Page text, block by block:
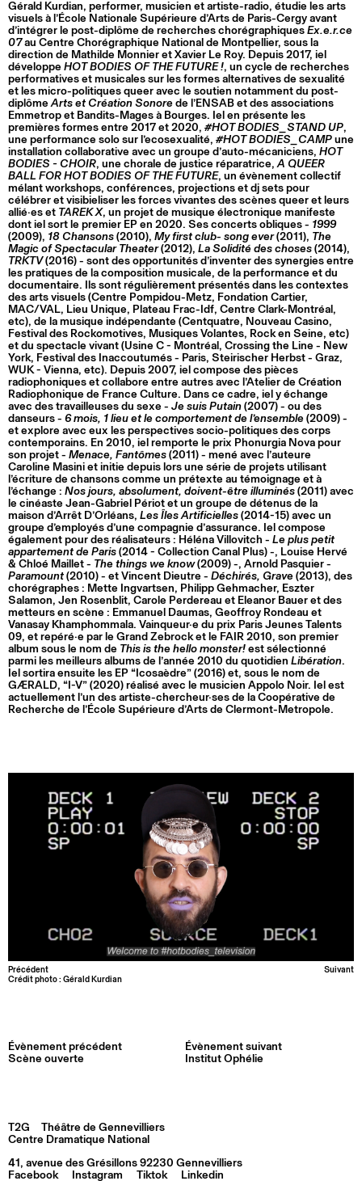
Gérald Kurdian, performer, musicien et artiste-radio, étudie les arts
visuels à l’École Nationale Supérieure d’Arts de Paris-Cergy avant
d’intégrer le post-diplôme de recherches chorégraphiques Ex.e.r.ce
07au Centre Chorégraphique National de Montpellier, sous la
direction de Mathilde Monnier et Xavier Le Roy. Depuis 2017, iel
développe HOT BODIES OF THE FUTURE !, un cycle de recherches
performatives et musicales sur les formes alternatives de sexualité
et les micro-politiques queer avec le soutien notamment du post-
diplômeArts et Création Sonore de l’ENSAB et des associations
Emmetrop et Bandits-Mages à Bourges. Iel en présente les
premières formes entre 2017 et 2020, #HOT BODIES_STAND UP,
une performance solo sur l’ecosexualité, #HOT BODIES_CAMP une
installation collaborative avec un groupe d’auto-mécaniciens, HOT
BODIES - CHOIR, une chorale de justice réparatrice,A QUEER
BALL FOR HOT BODIES OF THE FUTURE, un évènement collectif
mélant workshops, conférences, projections et dj sets pour
célébrer et visibieliser les forces vivantes des scènes queer et leurs
allié·es et TAREK X, un projet de musique électronique manifeste
dont iel sort le premier EP en 2020. Ses concerts obliques - 1999
(2009), 18 Chansons (2010), My first club- song ever(2011), The
Magic of Spectacular Theater(2012), La Solidité des choses (2014),
TRKTV(2016) - sont des opportunités d’inventer des synergies entre
les pratiques de la composition musicale, de la performance et du
documentaire. Ils sont régulièrement présentés dans les contextes
des arts visuels (Centre Pompidou-Metz, Fondation Cartier,
MAC/VAL, Lieu Unique, Plateau Frac-Idf, Centre Clark-Montréal,
etc), de la musique indépendante (Centquatre, Nouveau Casino,
Festival des Rockomotives, Musiques Volantes, Rock en Seine, etc)
et du spectacle vivant (Usine C - Montréal, Crossing the Line - New
York, Festival des Inaccoutumés - Paris, Steirischer Herbst - Graz,
WUK - Vienna, etc). Depuis 2007, iel compose des pièces
radiophoniques et collabore entre autres avec l’Atelier de Création
Radiophonique de France Culture. Dans ce cadre, iel y échange
avec des travailleuses du sexe - Je suis Putain (2007) - ou des
danseurs - 6 mois, 1 lieu et le comportement de l’ensemble (2009) -
et explore avec eux les perspectives socio-politiques des corps
contemporains. En 2010, iel remporte le prix Phonurgia Nova pour
son projet - Menace, Fantômes (2011) - mené avec l’auteure
Caroline Masini et initie depuis lors une série de projets utilisant
l’écriture de chansons comme un prétexte au témoignage et à
l’échange : Nos jours, absolument, doivent-être illuminés (2011) avec
le cinéaste Jean-Gabriel Périot et un groupe de détenus de la
maison d’Arrêt D’Orléans, Les Îles Artificielles (2014-15) avec un
groupe d’employés d’une compagnie d’assurance. Iel compose
également pour des réalisateurs : Héléna Villovitch - Le plus petit
appartement de Paris (2014 - Collection Canal Plus) -, Louise Hervé
& Chloé Maillet - The things we know(2009) -, Arnold Pasquier -
Paramount (2010) - et Vincent Dieutre - Déchirés, Grave (2013), des
chorégraphes : Mette Ingvartsen, Philipp Gehmacher, Eszter
Salamon, Jen Rosenblit, Carole Perdereau et Eleanor Bauer et des
metteurs en scène : Emmanuel Daumas, Geoffroy Rondeau et
Vanasay Khamphommala. Vainqueur·e du prix Paris Jeunes Talents
09, et repéré·e par le Grand Zebrock et le FAIR 2010, son premier
album sous le nom de This is the hello monster! est sélectionné
parmi les meilleurs albums de l’année 2010 du quotidien Libération.
Iel sortira ensuite les EP “Icosaèdre” (2016) et, sous le nom de
GÆRALD, “I-V” (2020) réalisé avec le musicien Appolo Noir. Iel est
actuellement l’un des artiste-chercheur·ses de la Coopérative de
Recherche de l’École Supérieure d’Arts de Clermont-Metropole.
Précédent
Suivant
Crédit photo : Gérald Kurdian
Évènement précédent
Scène ouverte
Évènement suivant
Institut Ophélie
T2G
Théâtre de Gennevilliers
Centre Dramatique National
41, avenue des Grésillons 92230 Gennevilliers
Facebook
Instagram Tiktok Linkedin